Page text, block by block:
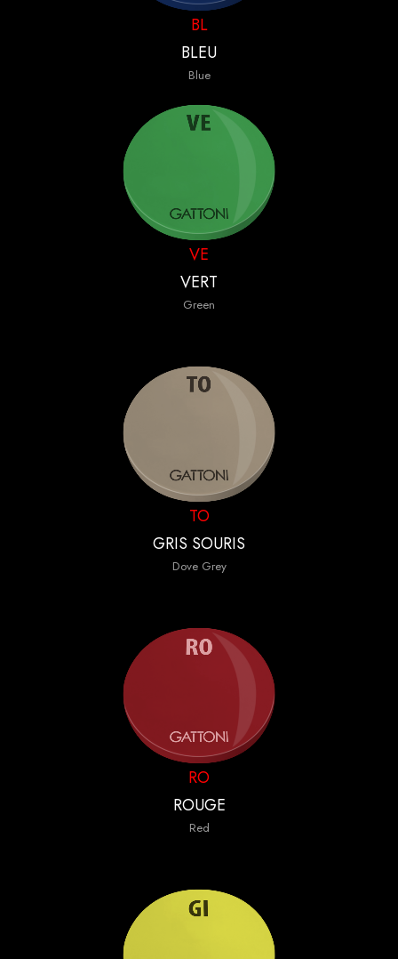
BL
BLEU
Blue
VE
VERT
Green
TO
GRIS SOURIS
Dove Grey
RO
ROUGE
Red